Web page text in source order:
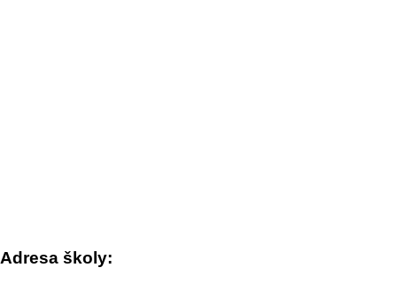
Adresa školy: